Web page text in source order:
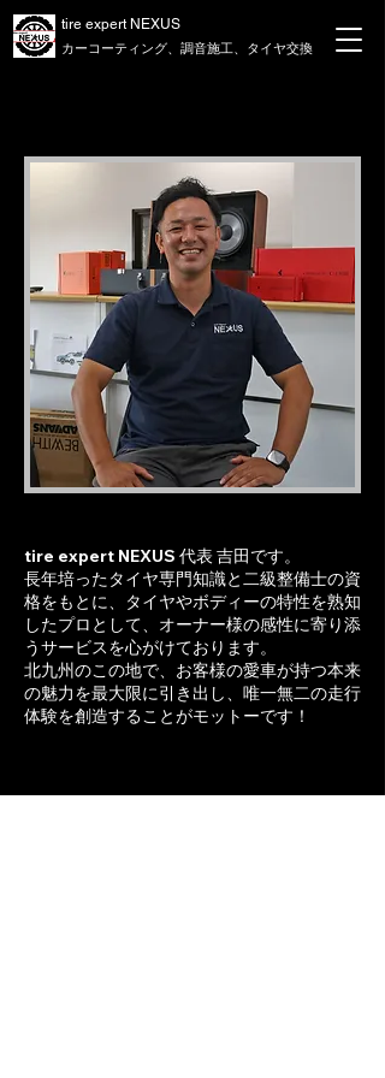
tire expert NEXUS
​カーコーティング、 調音施工、タイヤ交換
tire expert NEXUS 代表 吉田です。
長年培ったタイヤ専門知識と二級整備士の資
格をもとに、タイヤやボディーの特性を熟知
したプロとして、オーナー様の感性に寄り添
うサービスを心がけております。
北九州のこの地で、お客様の愛車が持つ本来
の魅力を最大限に引き出し、唯一無二の走行
体験を創造することがモットーです！